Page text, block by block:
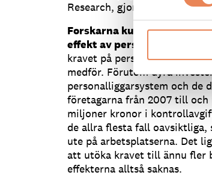
Research, gjord på uppdrag
Forskarna kunde inte hitta
effekt av personalliggarna
kravet på personalliggare
medför. Förutom dyra
personalliggarsystem och de
företagarna från 2007 till och
miljoner kronor i
de allra flesta fall
ute på arbetsplatserna. Det
att utöka kravet till ännu fler
effekterna alltså saknas.